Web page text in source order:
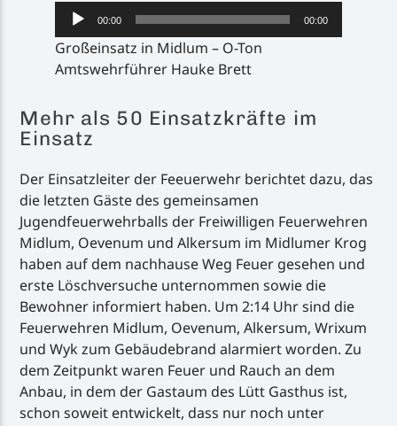
Audio-
Player
00:00 00:00
Großeinsatz in Midlum – O-Ton
Amtswehrführer Hauke Brett
Mehr als 50 Einsatzkräfte im
Einsatz
Der Einsatzleiter der Feeuerwehr berichtet dazu, das
die letzten Gäste des gemeinsamen
Jugendfeuerwehrballs der Freiwilligen Feuerwehren
Midlum, Oevenum und Alkersum im Midlumer Krog
haben auf dem nachhause Weg Feuer gesehen und
erste Löschversuche unternommen sowie die
Bewohner informiert haben. Um 2:14 Uhr sind die
Feuerwehren Midlum, Oevenum, Alkersum, Wrixum
und Wyk zum Gebäudebrand alarmiert worden. Zu
dem Zeitpunkt waren Feuer und Rauch an dem
Anbau, in dem der Gastaum des Lütt Gasthus ist,
schon soweit entwickelt, dass nur noch unter